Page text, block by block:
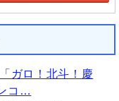
ガロ！北斗！慶
コ…